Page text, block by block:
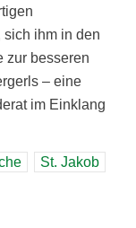
sich ihm in den
zur besseren
– eine
im Einklang
St. Jakob